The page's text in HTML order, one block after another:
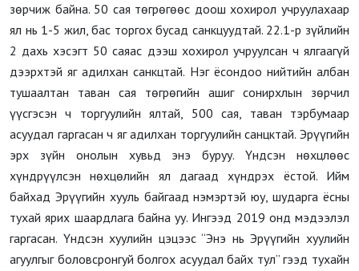
зөрчиж байна. 50 сая төгрөгөөс доош хохирол учруулахаар
ял нь 1-5 жил, бас торгох бусад санкцуудтай. 22.1-р зүйлийн
2 дахь хэсэгт 50 саяас дээш хохирол учруулсан ч ялгаагүй
дээрхтэй яг адилхан санкцтай. Нэг ёсондоо нийтийн албан
тушаалтан таван сая төгрөгийн ашиг сонирхлын зөрчил
үүсгэсэн ч торгуулийн ялтай, 500 сая, таван тэрбумаар
асуудал гаргасан ч яг адилхан торгуулийн санцктай. Эрүүгийн
эрх зүйн онолын хувьд энэ буруу. Үндсэн нөхцлөөс
хүндрүүлсэн нөхцөлийн ял дагаад хүндрэх ёстой. Ийм
байхад Эрүүгийн хууль байгаад нэмэртэй юу, шударга ёсны
тухай ярих шаардлага байна уу. Ингээд 2019 онд мэдээлэл
гаргасан. Үндсэн хуулийн цэцээс “Энэ нь Эрүүгийн хуулийн
агуулгыг боловсронгуй болгох асуудал байх тул” гээд тухайн